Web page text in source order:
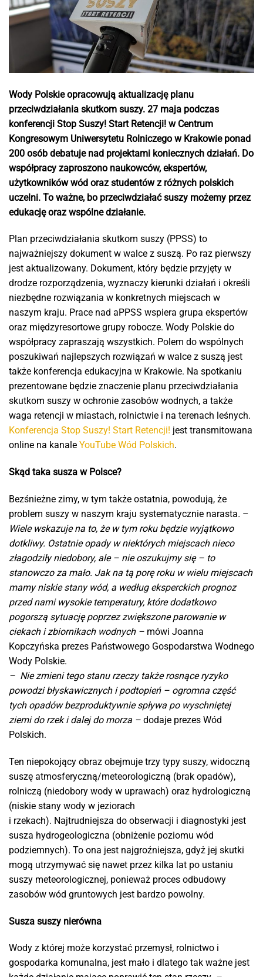
Wody Polskie opracowują aktualizację planu
przeciwdziałania skutkom suszy. 27 maja podczas
konferencji Stop Suszy! Start Retencji! w Centrum
Kongresowym Uniwersytetu Rolniczego w Krakowie ponad
200 osób debatuje nad projektami koniecznych działań. Do
współpracy zaproszono naukowców, ekspertów,
użytkowników wód oraz studentów z różnych polskich
uczelni. To ważne, bo przeciwdziałać suszy możemy przez
edukację oraz wspólne działanie.
Plan przeciwdziałania skutkom suszy (PPSS) to
najważniejszy dokument w walce z suszą. Po raz pierwszy
jest aktualizowany. Dokument, który będzie przyjęty w
drodze rozporządzenia, wyznaczy kierunki działań i określi
niezbędne rozwiązania w konkretnych miejscach w
naszym kraju. Prace nad aPPSS wspiera grupa ekspertów
oraz międzyresortowe grupy robocze. Wody Polskie do
współpracy zapraszają wszystkich. Polem do wspólnych
poszukiwań najlepszych rozwiązań w walce z suszą jest
także konferencja edukacyjna w Krakowie. Na spotkaniu
prezentowane będzie znaczenie planu przeciwdziałania
skutkom suszy w ochronie zasobów wodnych, a także
waga retencji w miastach, rolnictwie i na terenach leśnych.
Konferencja Stop Suszy! Start Retencji! jest transmitowana
online na kanale YouTube Wód Polskich.
Skąd taka susza w Polsce?
Bezśnieżne zimy, w tym także ostatnia, powodują, że
problem suszy w naszym kraju systematycznie narasta. –
Wiele wskazuje na to, że w tym roku będzie wyjątkowo
dotkliwy. Ostatnie opady w niektórych miejscach nieco
złagodziły niedobory, ale – nie oszukujmy się – to
stanowczo za mało. Jak na tą porę roku w wielu miejscach
mamy niskie stany wód, a według eksperckich prognoz
przed nami wysokie temperatury, które dodatkowo
pogorszą sytuację poprzez zwiększone parowanie w
ciekach i zbiornikach wodnych – mówi Joanna
Kopczyńska prezes Państwowego Gospodarstwa Wodnego
Wody Polskie.
– Nie zmieni tego stanu rzeczy także rosnące ryzyko
powodzi błyskawicznych i podtopień – ogromna część
tych opadów bezproduktywnie spływa po wyschniętej
ziemi do rzek i dalej do morza – dodaje prezes Wód
Polskich.
Ten niepokojący obraz obejmuje trzy typy suszy, widoczną
suszę atmosferyczną/meteorologiczną (brak opadów),
rolniczą (niedobory wody w uprawach) oraz hydrologiczną
(niskie stany wody w jeziorach
i rzekach). Najtrudniejsza do obserwacji i diagnostyki jest
susza hydrogeologiczna (obniżenie poziomu wód
podziemnych). To ona jest najgroźniejsza, gdyż jej skutki
mogą utrzymywać się nawet przez kilka lat po ustaniu
suszy meteorologicznej, ponieważ proces odbudowy
zasobów wód gruntowych jest bardzo powolny.
Susza suszy nierówna
Wody z której może korzystać przemysł, rolnictwo i
gospodarka komunalna, jest mało i dlatego tak ważne jest